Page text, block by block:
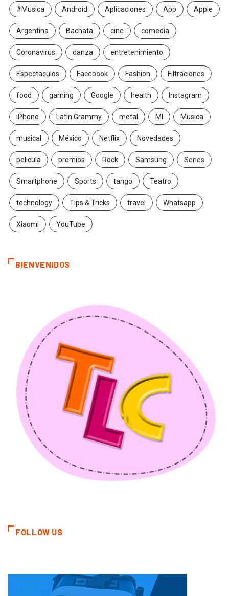
#Musica Android Aplicaciones App Apple
Argentina Bachata cine comedia
Coronavirus danza entretenimiento
Espectaculos Facebook Fashion Filtraciones
food gaming Google health Instagram
iPhone Latin Grammy metal MI Musica
musical México Netflix Novedades
pelicula premios Rock Samsung Series
Smartphone Sports tango Teatro
technology Tips & Tricks travel Whatsapp
Xiaomi YouTube
BIENVENIDOS
FOLLOW US